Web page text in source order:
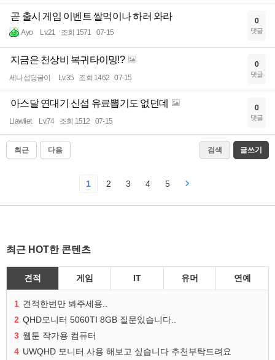
곧 출시 게임 이벤트 쌀먹이나 하러 와라
Ayo Lv.21 조회 1571 07-15
0
댓글
지금은 천상비 복귀타이밍!?
세나섭딩굴이 Lv.35 조회 1462 07-15
0
댓글
아스달 연대기 신섭 유료뽑기도 없던데
Llawliet Lv.74 조회 1512 07-15
0
댓글
최근 다음 검색 글쓰기
1 2 3 4 5
최근 HOT한 콘텐츠
견적 게임 IT 유머 연예
1 견적한번만 봐주세용..
2 QHD모니터 5060TI 8GB 질문있습니다..
3 웹툰 작가용 컴퓨터
4 UWQHD 모니터 사용 해보고 싶습니다 추천부탁드려요